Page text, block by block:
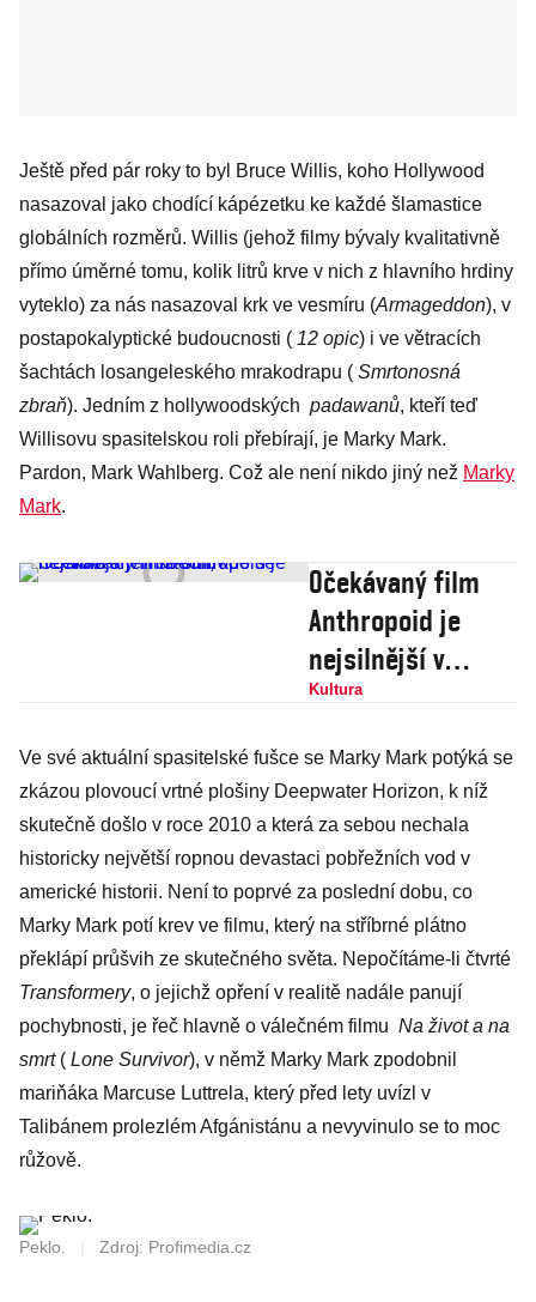
Ještě před pár roky to byl Bruce Willis, koho Hollywood
nasazoval jako chodící kápézetku ke každé šlamastice
globálních rozměrů. Willis (jehož filmy bývaly kvalitativně
přímo úměrné tomu, kolik litrů krve v nich z hlavního hrdiny
vyteklo) za nás nasazoval krk ve vesmíru (Armageddon), v
postapokalyptické budoucnosti ( 12 opic) i ve větracích
šachtách losangeleského mrakodrapu ( Smrtonosná
zbraň). Jedním z hollywoodských padawanů, kteří teď
Willisovu spasitelskou roli přebírají, je Marky Mark.
Pardon, Mark Wahlberg. Což ale není nikdo jiný než Marky
Mark.
Očekávaný film
Anthropoid je
nejsilnější v
místech, kde se
střílí
Kultura
Ve své aktuální spasitelské fušce se Marky Mark potýká se
zkázou plovoucí vrtné plošiny Deepwater Horizon, k níž
skutečně došlo v roce 2010 a která za sebou nechala
historicky největší ropnou devastaci pobřežních vod v
americké historii. Není to poprvé za poslední dobu, co
Marky Mark potí krev ve filmu, který na stříbrné plátno
překlápí průšvih ze skutečného světa. Nepočítáme-li čtvrté
Transformery, o jejichž opření v realitě nadále panují
pochybnosti, je řeč hlavně o válečném filmu Na život a na
smrt( Lone Survivor), v němž Marky Mark zpodobnil
mariňáka Marcuse Luttrela, který před lety uvízl v
Talibánem prolezlém Afgánistánu a nevyvinulo se to moc
růžově.
Peklo. Zdroj: Profimedia.cz